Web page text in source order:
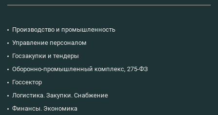
Производство и промышленность
Управление персоналом
Госзакупки и тендеры
Оборонно-промышленный комплекс, 275-ФЗ
Госсектор
Логистика. Закупки. Снабжение
Финансы. Экономика